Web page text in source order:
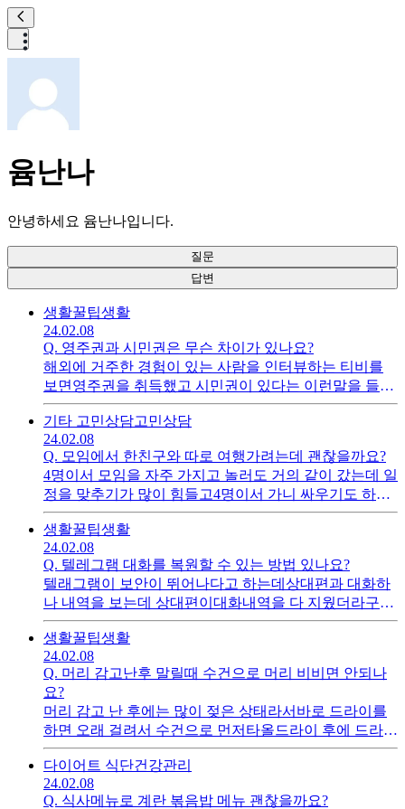
윰난나
안녕하세요 윰난나입니다.
질문
답변
생활꿀팁생활
24.02.08
Q. 영주권과 시민권은 무슨 차이가 있나요?
해외에 거주한 경험이 있는 사람을 인터뷰하는 티비를
보면영주권을 취득했고 시민권이 있다는 이런말을 들은
적이 있는데둘은 같은 것인지 차이점이 무엇인지 궁금합
니다.
기타 고민상담고민상담
24.02.08
Q. 모임에서 한친구와 따로 여행가려는데 괜찮을까요?
4명이서 모임을 자주 가지고 놀러도 거의 같이 갔는데 일
정을 맞추기가 많이 힘들고4명이서 가니 싸우기도 하고
그래서마음맞는 친구 한명하고 따로 가려는데나머지 모
임 친구들한테 이걸 말해야할까요?
생활꿀팁생활
24.02.08
Q. 텔레그램 대화를 복원할 수 있는 방법 있나요?
텔래그램이 보안이 뛰어나다고 하는데상대편과 대화하
나 내역을 보는데 상대편이대화내역을 다 지웠더라구요.
제가 다시 복구 할수 있을까요?
생활꿀팁생활
24.02.08
Q. 머리 감고난후 말릴때 수건으로 머리 비비면 안되나
요?
머리 감고 난 후에는 많이 젖은 상태라서바로 드라이를
하면 오래 걸려서 수건으로 먼저타올드라이 후에 드라이
기를 꺼내는데머리를 비벼서 닦는데 이렇게 하면 안좋나
요?
다이어트 식단건강관리
24.02.08
Q. 식사메뉴로 계란 볶음밥 메뉴 괜찮을까요?